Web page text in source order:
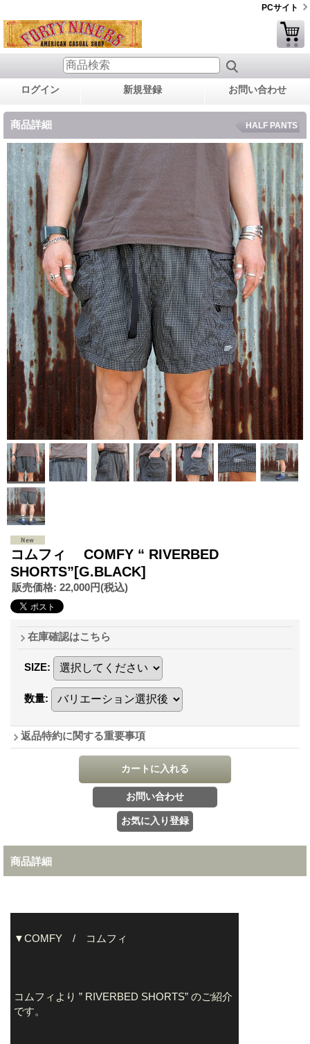
PCサイト
ログイン 新規登録 お問い合わせ
商品詳細 HALF PANTS
コムフィ COMFY “ RIVERBED
SHORTS”[G.BLACK]
販売価格: 22,000円(税込)
在庫確認はこちら
SIZE:
数量:
返品特約に関する重要事項
商品詳細
▼COMFY / コムフィ
コムフィより ” RIVERBED SHORTS” のご紹介
です。